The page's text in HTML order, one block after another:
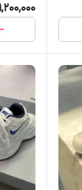
1,200,000